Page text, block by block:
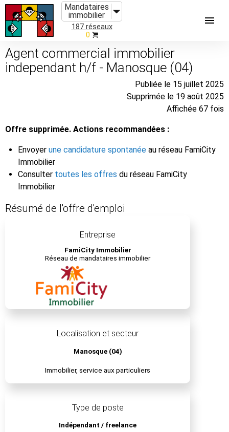
Mandataires
immobilier
187 réseaux
0
Agent commercial immobilier
independant h/f - Manosque (04)
Publiée le 15 juillet 2025
Supprimée le 19 août 2025
Affichée 67 fois
Offre supprimée. Actions recommandées :
Envoyer une candidature spontanée au réseau FamiCity
Immobilier
Consulter toutes les offres du réseau FamiCity
Immobilier
Résumé de l'offre d'emploi
Entreprise
FamiCity Immobilier
Réseau de mandataires immobilier
Localisation et secteur
Manosque (04)
Immobilier, service aux particuliers
Type de poste
Indépendant / freelance